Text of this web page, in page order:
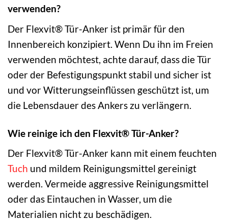
verwenden?
Der Flexvit® Tür-Anker ist primär für den
Innenbereich konzipiert. Wenn Du ihn im Freien
verwenden möchtest, achte darauf, dass die Tür
oder der Befestigungspunkt stabil und sicher ist
und vor Witterungseinflüssen geschützt ist, um
die Lebensdauer des Ankers zu verlängern.
Wie reinige ich den Flexvit® Tür-Anker?
Der Flexvit® Tür-Anker kann mit einem feuchten
Tuch und mildem Reinigungsmittel gereinigt
werden. Vermeide aggressive Reinigungsmittel
oder das Eintauchen in Wasser, um die
Materialien nicht zu beschädigen.